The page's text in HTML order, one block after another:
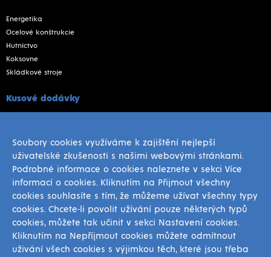
Energetika
Ocelové konštrukcie
Hutníctvo
Koksovne
Skládkové stroje
Kusové dodávky
Soubory cookies využíváme k zajištění nejlepší
uživatelské zkušenosti s našimi webovými stránkami.
Podrobné informace o cookies naleznete v sekci Více
informací o cookies. Kliknutím na Přijmout všechny
cookies souhlasíte s tím, že můžeme užívat všechny typy
cookies. Chcete-li povolit užívání pouze některých typů
cookies, můžete tak učinit v sekci Nastavení cookies.
Kliknutím na Nepříjmout cookies můžete odmítnout
uživání všech cookies s výjimkou těch, které jsou třeba